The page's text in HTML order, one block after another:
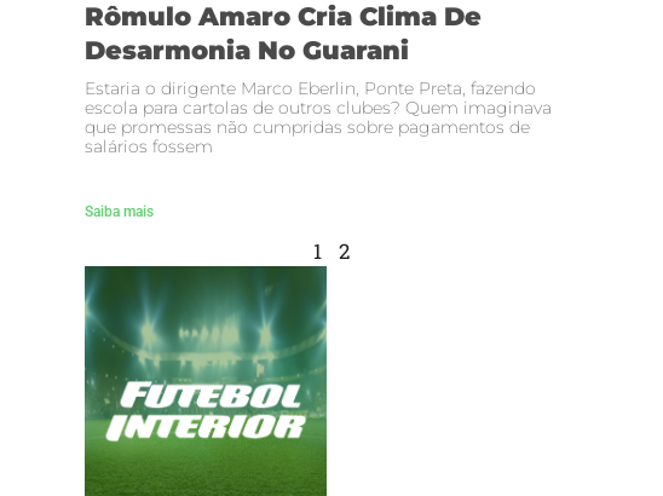
Rômulo Amaro Cria Clima De
Desarmonia No Guarani
Estaria o dirigente Marco Eberlin, Ponte Preta, fazendo
escola para cartolas de outros clubes? Quem imaginava
que promessas não cumpridas sobre pagamentos de
salários fossem
Saiba mais
1 2